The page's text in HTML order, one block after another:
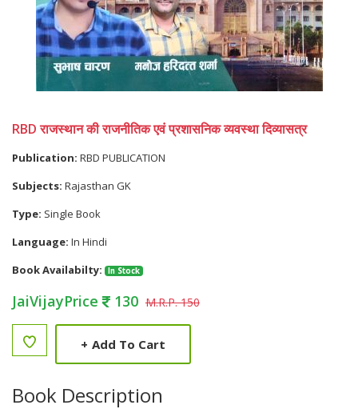
RBD राजस्थान की राजनीतिक एवं प्रशासनिक व्यवस्था दिव्यासत्र
Publication: RBD PUBLICATION
Subjects: Rajasthan GK
Type: Single Book
Language: In Hindi
Book Availabilty:
In Stock
JaiVijayPrice 130 M.R.P. 150
+ Add To Cart
Book Description